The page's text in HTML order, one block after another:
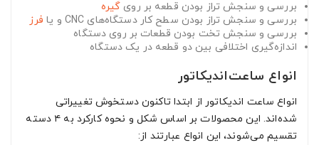
بررسی و سنجش تراز بودن قطعه بر روی گیره
بررسی و سنجش تراز بودن سطح کار دستگاه‌های CNC و یا
فرز
بررسی و سنجش تخت بودن قطعات بر روی دستگاه
اندازه‌‌گیری اختلافی بین دو قطعه در یک دستگاه
انواع ساعت‌اندیکاتور
انواع ساعت اندیکاتور از ابتدا تاکنون دستخوش تغییراتی
شده‌اند. این محصولات بر اساس شکل و نحوه کارکرد به ۴ دسته
تقسیم می‌شوند، این انواع عبارتند از: